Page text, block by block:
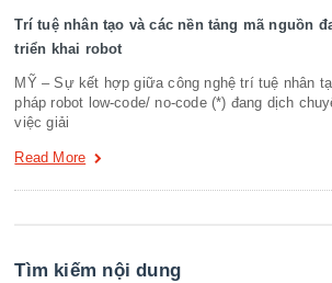
Trí tuệ nhân tạo và các nền tảng mã nguồn
triển khai robot
MỸ – Sự kết hợp giữa công nghệ trí tuệ nhân
pháp robot low-code/ no-code (*) đang dịch
việc giải
Read More
Tìm kiếm nội dung